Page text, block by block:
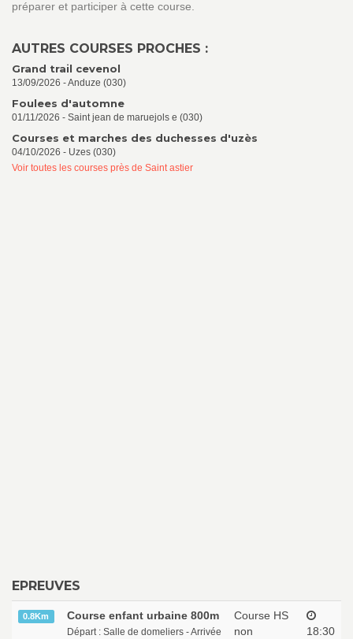
préparer et participer à cette course.
AUTRES COURSES PROCHES :
Grand trail cevenol
13/09/2026 - Anduze (030)
Foulees d'automne
01/11/2026 - Saint jean de maruejols e (030)
Courses et marches des duchesses d'uzès
04/10/2026 - Uzes (030)
Voir toutes les courses près de Saint astier
EPREUVES
0.8Km Course enfant urbaine 800m
Départ : Salle de domeliers - Arrivée
Course HS
non
18:30